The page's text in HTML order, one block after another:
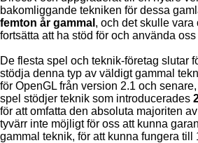
bakomliggande tekniken för dessa
femton år gammal , och det skulle vara
fortsätta att ha stöd för och använda
De flesta spel och teknik-företag slutar
stödja denna typ av väldigt gammal
för OpenGL från version 2.1 och
spel stödjer teknik som introducerades
för att omfatta den absoluta majoriten
tyvärr inte möjligt för oss att kunna
gammal teknik, för att kunna fungera till